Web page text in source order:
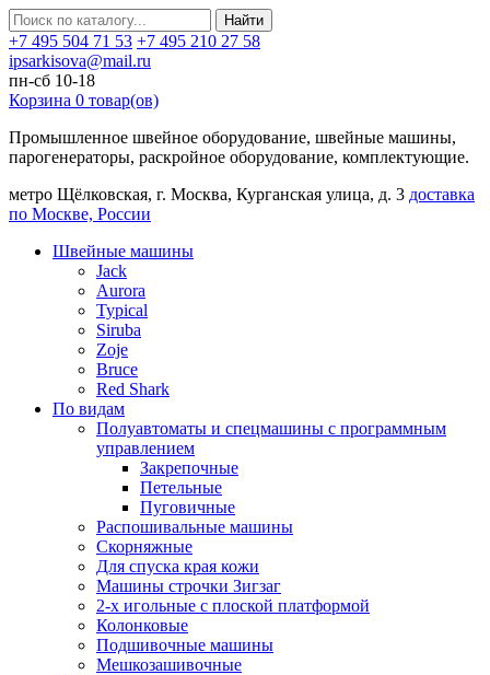
Найти
+7 495 504 71 53 +7 495 210 27 58
ipsarkisova@mail.ru
пн-сб 10-18
Корзина 0 товар(ов)
Промышленное швейное оборудование, швейные машины,
парогенераторы, раскройное оборудование, комплектующие.
метро Щёлковская, г. Москва, Курганская улица, д. 3 доставка
по Москве, России
Швейные машины
Jack
Aurora
Typical
Siruba
Zoje
Bruce
Red Shark
По видам
Полуавтоматы и спецмашины с программным
управлением
Закрепочные
Петельные
Пуговичные
Распошивальные машины
Скорняжные
Для спуска края кожи
Машины строчки Зигзаг
2-х игольные с плоской платформой
Колонковые
Подшивочные машины
Мешкозашивочные